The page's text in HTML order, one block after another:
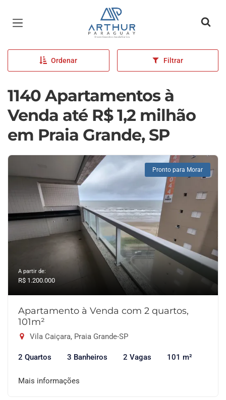
Página inicial
Ordenar Filtrar
1140 Apartamentos à
Venda até R$ 1,2 milhão
em Praia Grande, SP
Pronto para Morar
A partir de:
R$ 1.200.000
Apartamento à Venda com 2 quartos,
101m²
Vila Caiçara, Praia Grande-SP
2 Quartos 3 Banheiros 2 Vagas 101 m²
Mais informações